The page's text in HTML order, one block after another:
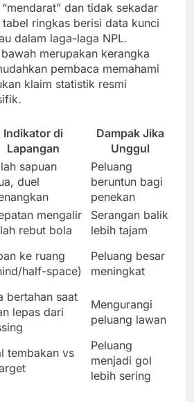
dan tidak sekadar
ringkas berisi data kunci
dalam laga-laga NPL.
merupakan kerangka
pembaca memahami
klaim statistik resmi
Indikator di
Lapangan
Dampak Jika
Unggul
sapuan
duel
Peluang
beruntun bagi
penekan
mengalir
rebut bola
Serangan balik
lebih tajam
ke ruang
half-space)
Peluang besar
meningkat
bertahan saat
lepas dari
Mengurangi
peluang lawan
tembakan vs
Peluang
menjadi gol
lebih sering